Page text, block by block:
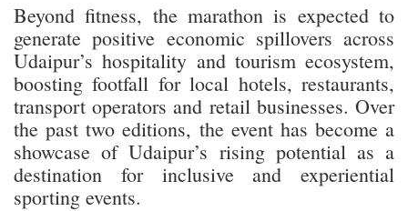
Beyond fitness, the marathon is expected to
generate positive economic spillovers across
Udaipur’s hospitality and tourism ecosystem,
boosting footfall for local hotels, restaurants,
transport operators and retail businesses. Over
the past two editions, the event has become a
showcase of Udaipur’s rising potential as a
destination for inclusive and experiential
sporting events.